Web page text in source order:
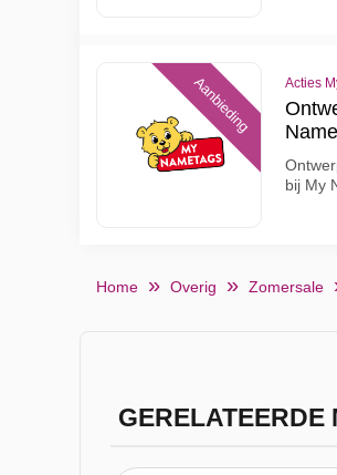
Aanbieding Acties
bij My
Home Overig Zomersale
GERELATEERDE